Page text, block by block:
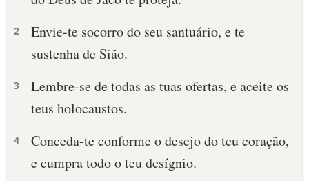
2
Envie-te socorro do seu santuário, e te
sustenha de Sião.
3
Lembre-se de todas as tuas ofertas, e aceite os
teus holocaustos.
4
Conceda-te conforme o desejo do teu coração,
e cumpra todo o teu desígnio.